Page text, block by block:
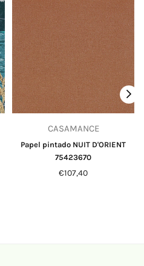
CASAMANCE
Papel pintado NUIT D'ORIENT
75423670
Precio
€107,40